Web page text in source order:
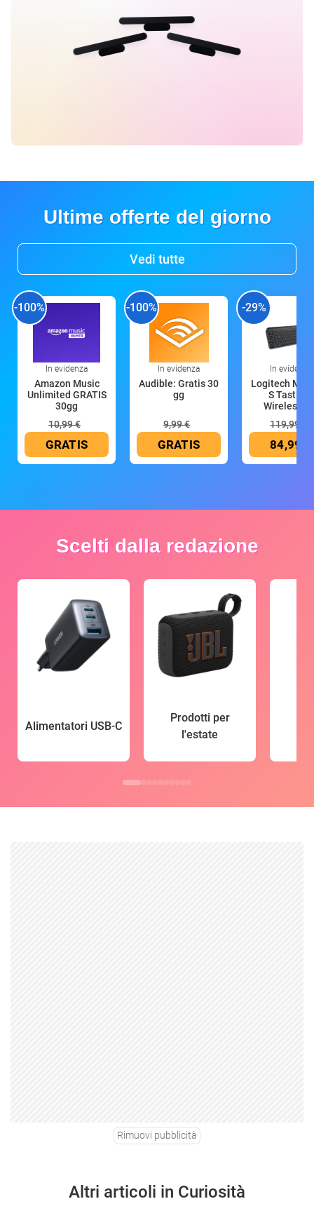
Ultime offerte del giorno
Vedi tutte
-100%
In evidenza
Amazon Music
Unlimited GRATIS
30gg
10,99 €
GRATIS
-100%
In evidenza
Audible: Gratis 30
gg
9,99 €
GRATIS
-29%
In evidenza
Logitech MX
S Tastiera
Wireless
119,99 €
84,99 €
Scelti dalla redazione
Alimentatori USB-C
Prodotti per
l'estate
Rimuovi pubblicità
Altri articoli in Curiosità